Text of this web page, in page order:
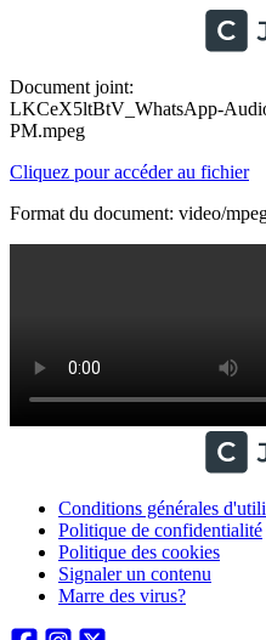
Document joint:
LKCeX5ltBtV_WhatsApp-
PM.mpeg
Cliquez pour accéder au fichier
Format du document: video/
Conditions générales
Politique de confidentialité
Politique des cookies
Signaler un contenu
Marre des virus?